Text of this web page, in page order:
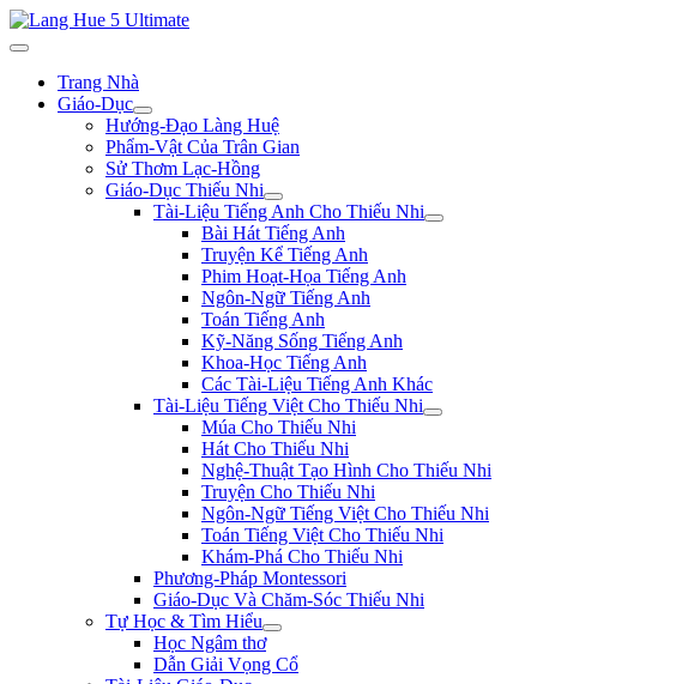
Trang Nhà
Giáo-Dục
Hướng-Đạo Làng Huệ
Phẩm-Vật Của Trân Gian
Sử Thơm Lạc-Hồng
Giáo-Dục Thiếu Nhi
Tài-Liệu Tiếng Anh Cho Thiếu Nhi
Bài Hát Tiếng Anh
Truyện Kể Tiếng Anh
Phim Hoạt-Họa Tiếng Anh
Ngôn-Ngữ Tiếng Anh
Toán Tiếng Anh
Kỹ-Năng Sống Tiếng Anh
Khoa-Học Tiếng Anh
Các Tài-Liệu Tiếng Anh Khác
Tài-Liệu Tiếng Việt Cho Thiếu Nhi
Múa Cho Thiếu Nhi
Hát Cho Thiếu Nhi
Nghệ-Thuật Tạo Hình Cho Thiếu Nhi
Truyện Cho Thiếu Nhi
Ngôn-Ngữ Tiếng Việt Cho Thiếu Nhi
Toán Tiếng Việt Cho Thiếu Nhi
Khám-Phá Cho Thiếu Nhi
Phương-Pháp Montessori
Giáo-Dục Và Chăm-Sóc Thiếu Nhi
Tự Học & Tìm Hiểu
Học Ngâm thơ
Dẫn Giải Vọng Cổ